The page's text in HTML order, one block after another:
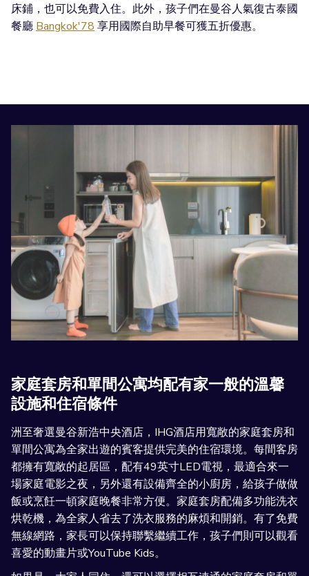
床鋪，也可以免費入住。此外，孩子們在曼谷人氣復古泰國
餐廳 Bangkok'78 享用國際自助早餐可獲五折優惠。
家庭套房和單間公寓均配有家一般的溫馨
設施和住宿條件
洲至奢選曼谷新浩中央酒店，IHG酒店用寬敞的家庭套房和
單間公寓為全家出遊的賓客提供完美的住宿環境。每間客房
都擁有寬敞的起居區，配有49英寸LED電視，最適合來一
場家庭電影之夜，另外還有設備齊全的小廚房，給孩子做做
飯或烹飪一頓家庭晚餐非常方便。家庭套房配備多功能洗衣
烘乾機，為全家人省去了洗衣服務的麻煩和開銷。有了免費
無線網路，家長可以保持聯繫繼續工作，孩子們則可以觀看
喜愛的動畫片或YouTube Kids。